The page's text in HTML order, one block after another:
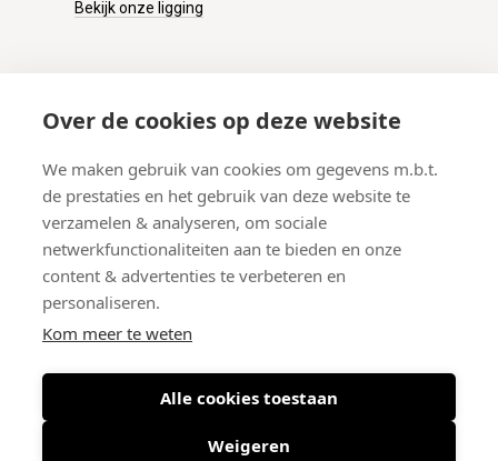
Over de cookies op deze website
We maken gebruik van cookies om gegevens m.b.t.
de prestaties en het gebruik van deze website te
verzamelen & analyseren, om sociale
netwerkfunctionaliteiten aan te bieden en onze
content & advertenties te verbeteren en
personaliseren.
Kom meer te weten
Alle cookies toestaan
Weigeren
Bekijk onze ligging
Verzenden
Retourneren
Betalen
Veelgestelde vragen
© 2026 West-End BV-Meir 75, 2000 Antwerpen (België)
Algemene voorwaarden